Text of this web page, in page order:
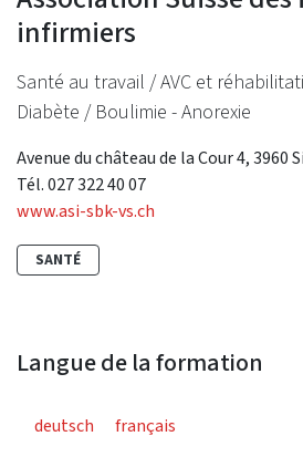
infirmiers
Santé au travail / AVC et
Diabète / Boulimie - Anorexie
Avenue du château de la Cour 4, 3960
Tél. 027 322 40 07
www.asi-sbk-vs.ch
SANTÉ
Langue de la formation
deutsch français